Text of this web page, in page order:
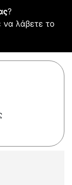
?
να λάβετε το